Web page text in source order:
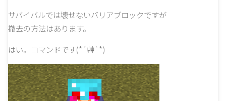
サバイバルでは壊せないバリアブロックですが
撤去の方法はあります。
はい。コマンドです(*´艸`*)